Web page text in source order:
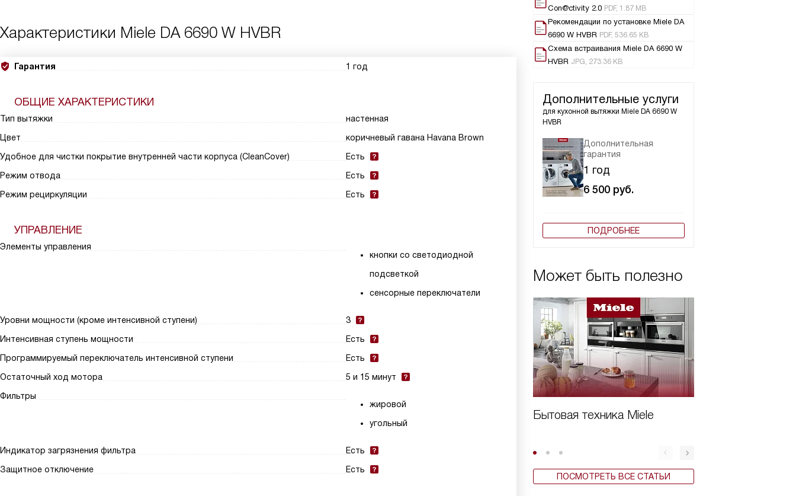
Con@ctivity 2.0 PDF, 1.87 MB
Рекомендации по установке Miele DA
6690 W HVBR PDF, 536.65 KB
Схема встраивания Miele DA 6690 W
HVBR JPG, 273.36 KB
Дополнительные услуги
для кухонной вытяжки Miele DA 6690 W
HVBR
Дополнительная
гарантия
1 год
6 500 руб.
ПОДРОБНЕЕ
Может быть полезно
Бытовая техника Miele
ПОСМОТРЕТЬ ВСЕ СТАТЬИ
Характеристики Miele DA 6690 W HVBR
Гарантия 1 год
ОБЩИЕ ХАРАКТЕРИСТИКИ
Тип вытяжки
настенная
Цвет
коричневый гавана Havana Brown
Удобное для чистки покрытие внутренней части корпуса (CleanCover)
Есть
Режим отвода
Есть
Режим рециркуляции
Есть
УПРАВЛЕНИЕ
Элементы управления
кнопки со светодиодной
подсветкой
сенсорные переключатели
Уровни мощности (кроме интенсивной ступени)
3
Интенсивная ступень мощности
Есть
Программируемый переключатель интенсивной ступени
Есть
Остаточный ход мотора
5 и 15 минут
Фильтры
жировой
угольный
Индикатор загрязнения фильтра
Есть
Защитное отключение
Есть